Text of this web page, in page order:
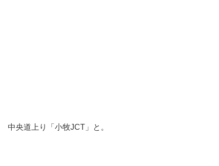
中央道上り「小牧JCT」と。